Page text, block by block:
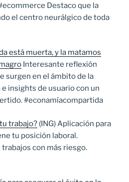
Destaco que la
el centro neurálgico de toda
está muerta, y la matamos
Interesante reflexión
surgen en el ámbito de la
insights de usuario con un
#econamíacompartida
trabajo? (ING) Aplicación para
tu posición laboral.
con más riesgo.